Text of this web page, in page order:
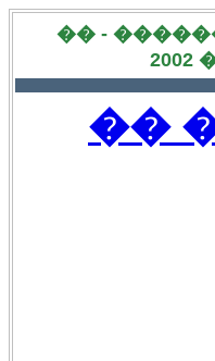
�����